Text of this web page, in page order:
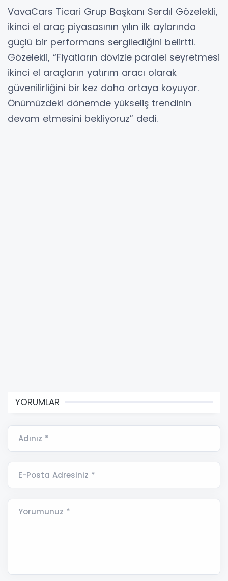
VavaCars Ticari Grup Başkanı Serdıl Gözelekli,
ikinci el araç piyasasının yılın ilk aylarında
güçlü bir performans sergilediğini belirtti.
Gözelekli, “Fiyatların dövizle paralel seyretmesi
ikinci el araçların yatırım aracı olarak
güvenilirliğini bir kez daha ortaya koyuyor.
Önümüzdeki dönemde yükseliş trendinin
devam etmesini bekliyoruz” dedi.
YORUMLAR
Adınız *
E-Posta Adresiniz *
Yorumunuz *